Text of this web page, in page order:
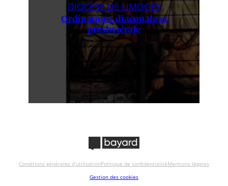
DIOCÈSE DE LIMOGES
Ordinations diaconale et
presbytérale
Conditions générales d’utilisationPolitique de confidentialitéMentions légales
Gestion des cookies